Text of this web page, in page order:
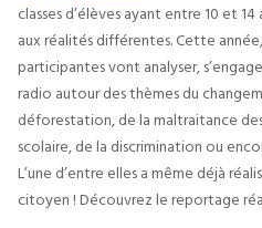
classes d’élèves ayant entre 10 et
aux réalités différentes. Cette année,
participantes vont analyser,
radio autour des thèmes du
déforestation, de la maltraitance
scolaire, de la discrimination ou
L’une d’entre elles a même déjà
citoyen ! Découvrez le reportage